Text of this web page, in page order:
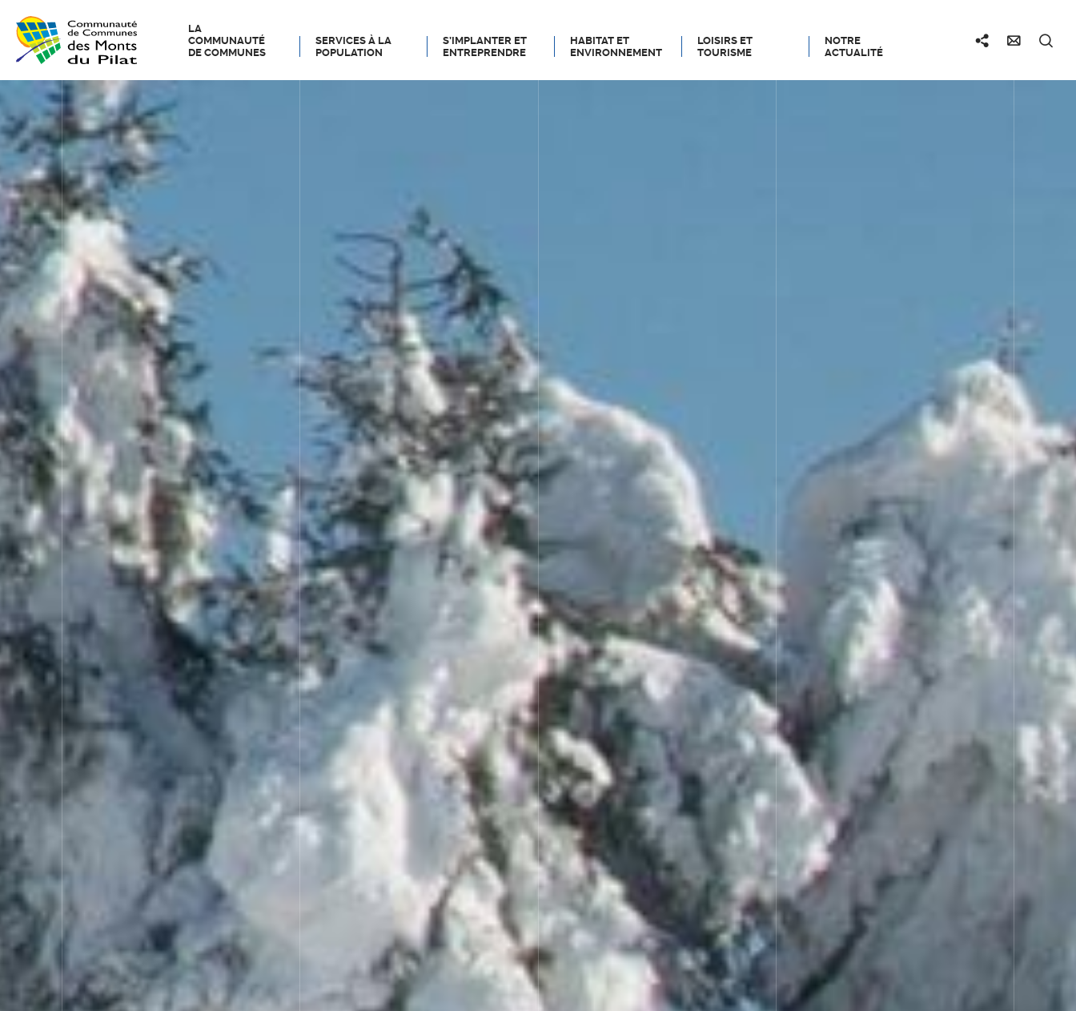
LA
COMMUNAUTÉ
DE COMMUNES
SERVICES À LA
POPULATION
S’IMPLANTER ET
ENTREPRENDRE
HABITAT ET
ENVIRONNEMENT
LOISIRS ET
TOURISME
NOTRE
ACTUALITÉ